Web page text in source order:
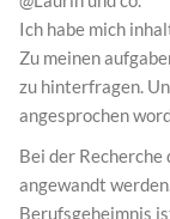
Ich habe mich
Zu meinen
zu hinterfragen.
angesprochen
Bei der
angewandt
Berufsgeheimnis